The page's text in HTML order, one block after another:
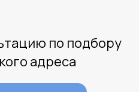
по подбору
адреса